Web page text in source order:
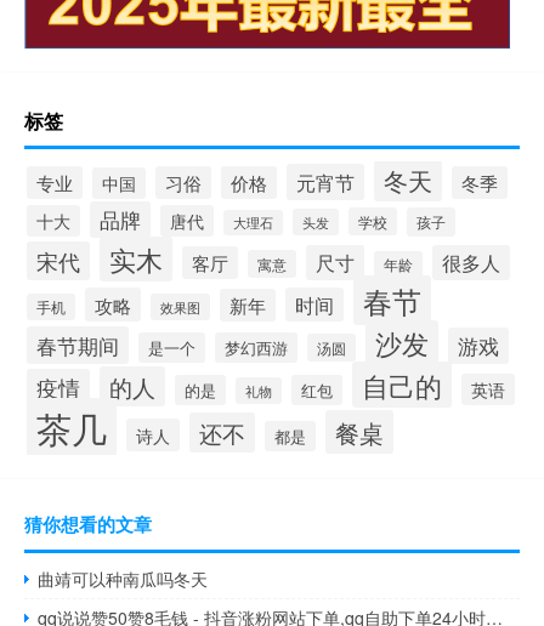
标签
专业 中国 习俗 价格 元宵节 冬天 冬季
十大 品牌 唐代 大理石 头发 学校 孩子
宋代 实木 客厅 寓意 尺寸 年龄 很多人
手机 攻略 效果图 新年 时间 春节
春节期间 是一个 梦幻西游 汤圆 沙发 游戏
疫情 的人 的是 礼物 红包 自己的 英语
茶几 诗人 还不 都是 餐桌
猜你想看的文章
曲靖可以种南瓜吗冬天
qq说说赞50赞8毛钱 - 抖音涨粉网站下单,qq自助下单24小时平台